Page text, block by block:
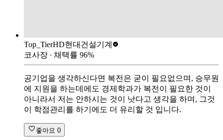
Top_TierHD현대건설기계
코사장 ∙ 채택률 96%
공기업을 생각하신다면 복전은 굳이 필요없으며, 승무원
에 지원을 하는데에도 경제학과가 복전이 필요한 것이
아니라서 저는 안하시는 것이 낫다고 생각을 하며, 그것
이 학점관리를 하기에도 더 유리할 것 입니다.
좋아요 0